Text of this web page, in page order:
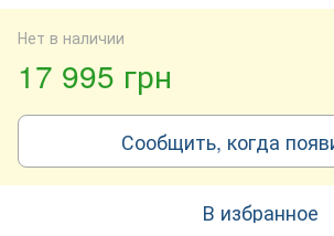
Нет в наличии
17 995 грн
Сообщить, когда
В избранное